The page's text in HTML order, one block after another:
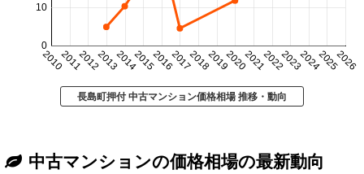
20102011201220132014201520162017201820192020202120222023202420252026
0
10
長島町押付 中古マンション価格相場 推移・動向
中古マンションの価格相場の最新動向